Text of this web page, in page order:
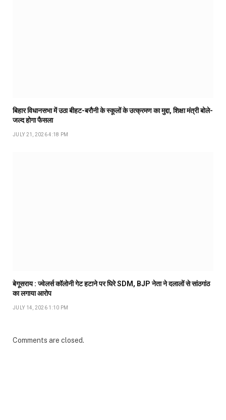
बिहार विधानसभा में उठा बीहट-बरौनी के स्कूलों के उत्क्रमण का मुद्दा, शिक्षा मंत्री बोले-
जल्द होगा फैसला
JULY 21, 2026 4:18 PM
बेगूसराय : ज्वेलर्स कॉलोनी गेट हटाने पर घिरे SDM, BJP नेता ने दलालों से सांठगांठ
का लगाया आरोप
JULY 14, 2026 1:10 PM
Comments are closed.